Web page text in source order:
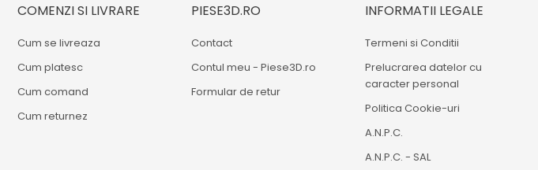
COMENZI SI LIVRARE
Cum se livreaza
Cum platesc
Cum comand
Cum returnez
PIESE3D.RO
Contact
Contul meu - Piese3D.ro
Formular de retur
INFORMATII LEGALE
Termeni si Conditii
Prelucrarea datelor cu
caracter personal
Politica Cookie-uri
A.N.P.C.
A.N.P.C. - SAL